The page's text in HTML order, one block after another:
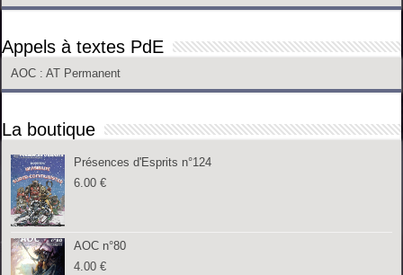
Appels à textes PdE
AOC : AT Permanent
La boutique
Présences d'Esprits n°124
6.00€
AOC n°80
4.00€